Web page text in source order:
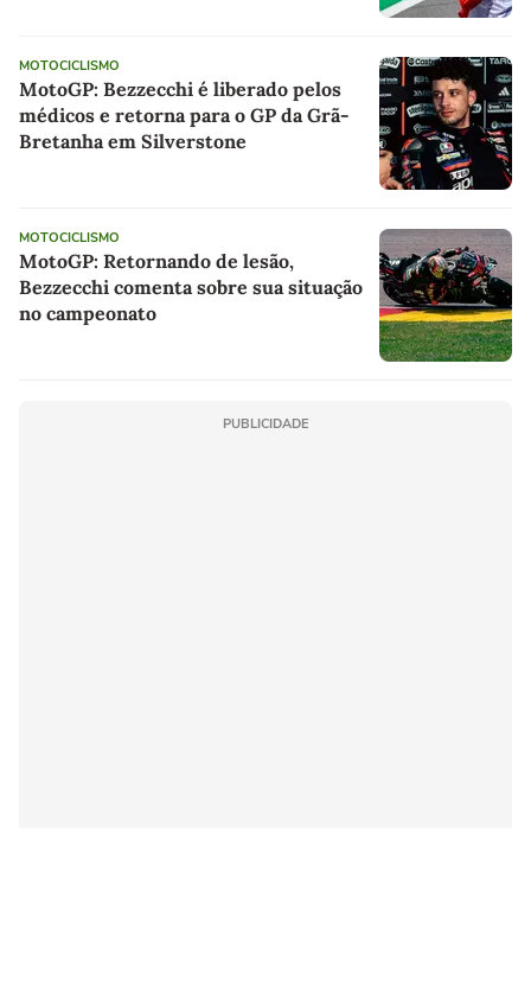
MOTOCICLISMO
MotoGP: Bezzecchi é liberado pelos
médicos e retorna para o GP da Grã-
Bretanha em Silverstone
MOTOCICLISMO
MotoGP: Retornando de lesão,
Bezzecchi comenta sobre sua situação
no campeonato
PUBLICIDADE